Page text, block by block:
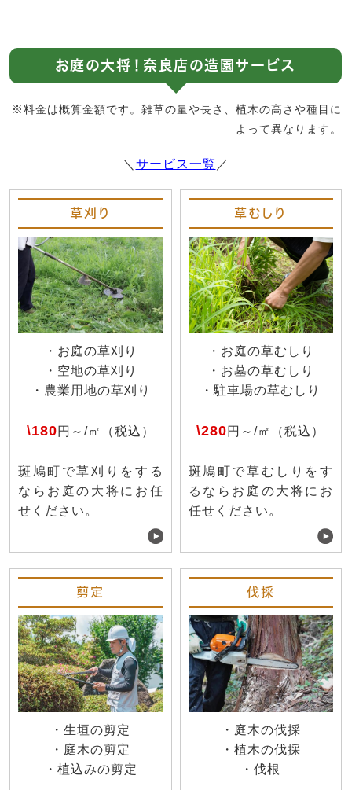
お庭の大将！奈良店の造園サービス
※料金は概算金額です。雑草の量や長さ、植木の高さや種目に
よって異なります。
＼ サービス一覧 ／
草刈り
・お庭の草刈り
・空地の草刈り
・農業用地の草刈り
\180円～/㎡（税込）
斑鳩町で草刈りをする
ならお庭の大将にお任
せください。
草むしり
・お庭の草むしり
・お墓の草むしり
・駐車場の草むしり
\280円～/㎡（税込）
斑鳩町で草むしりをす
るならお庭の大将にお
任せください。
剪定
・生垣の剪定
・庭木の剪定
・植込みの剪定
伐採
・庭木の伐採
・植木の伐採
・伐根